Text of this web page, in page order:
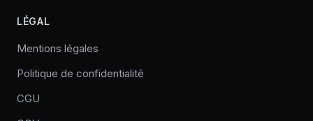
LÉGAL
Mentions légales
Politique de confidentialité
CGU